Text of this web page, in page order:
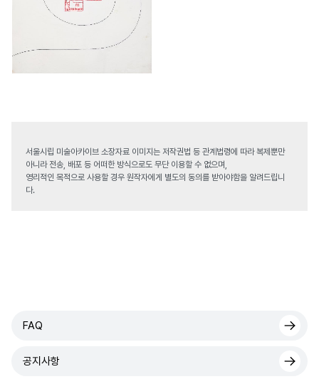
서울시립 미술아카이브 소장자료 이미지는 저작권법 등 관계법령에 따라 복제뿐만
아니라 전송, 배포 등 어떠한 방식으로도 무단 이용할 수 없으며,
영리적인 목적으로 사용할 경우 원작자에게 별도의 동의를 받아야함을 알려드립니
다.
FAQ
공지사항